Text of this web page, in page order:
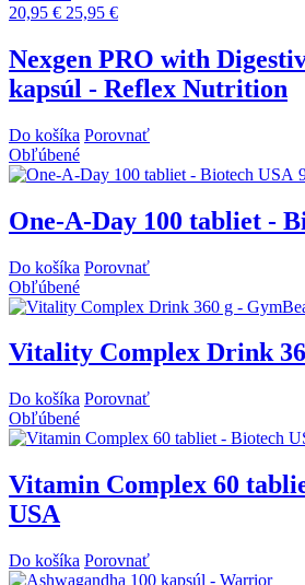
20,95 € 25,95 €
Nexgen PRO with
kapsúl - Reflex Nutrition
Do košíka Porovnať
Obľúbené
One-A-Day 100 tabliet -
Do košíka Porovnať
Obľúbené
Vitality Complex Drink
Do košíka Porovnať
Obľúbené
Vitamin Complex 60
USA
Do košíka Porovnať